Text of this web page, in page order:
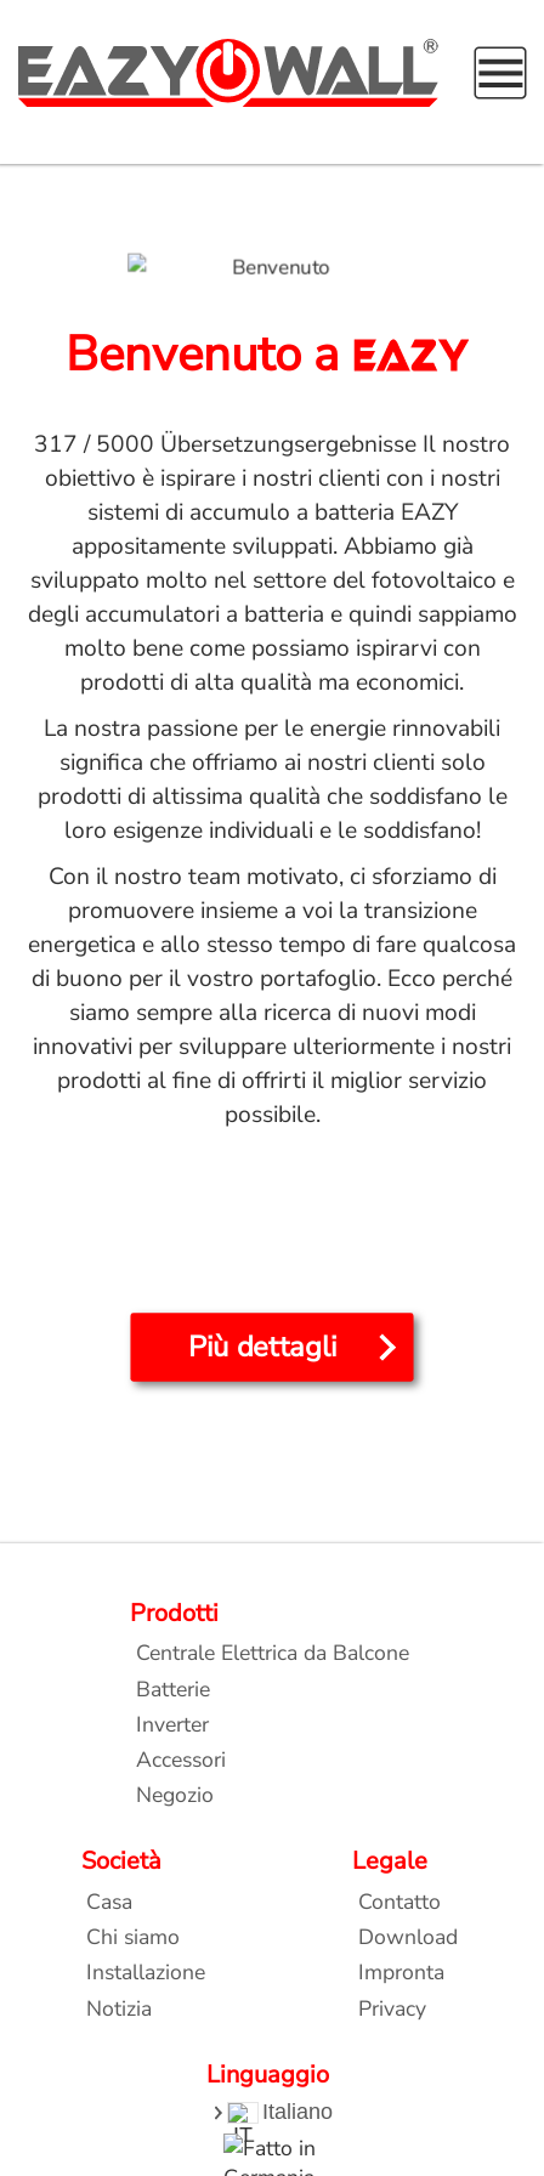
EazyPowerwall
Benvenuto a EAZY
317 / 5000 Übersetzungsergebnisse Il nostro
obiettivo è ispirare i nostri clienti con i nostri
sistemi di accumulo a batteria EAZY
appositamente sviluppati. Abbiamo già
sviluppato molto nel settore del fotovoltaico e
degli accumulatori a batteria e quindi sappiamo
molto bene come possiamo ispirarvi con
prodotti di alta qualità ma economici.
La nostra passione per le energie rinnovabili
significa che offriamo ai nostri clienti solo
prodotti di altissima qualità che soddisfano le
loro esigenze individuali e le soddisfano!
Con il nostro team motivato, ci sforziamo di
promuovere insieme a voi la transizione
energetica e allo stesso tempo di fare qualcosa
di buono per il vostro portafoglio. Ecco perché
siamo sempre alla ricerca di nuovi modi
innovativi per sviluppare ulteriormente i nostri
prodotti al fine di offrirti il ​​miglior servizio
possibile.
Più dettagli
Prodotti
Centrale Elettrica da Balcone
Batterie
Inverter
Accessori
Negozio
Società
Casa
Chi siamo
Installazione
Notizia
Legale
Contatto
Download
Impronta
Privacy
Linguaggio
Italiano